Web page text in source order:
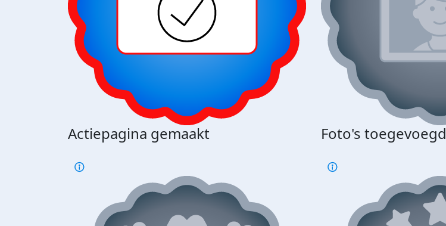
Actiepagina gemaakt Foto's toegevoegd